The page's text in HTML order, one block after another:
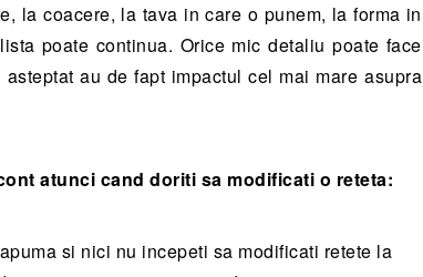
la coacere, la tava in care o punem, la forma in
poate continua. Orice mic detaliu poate face
au de fapt impactul cel mai mare asupra
atunci cand doriti sa modificati o reteta:
si nici nu incepeti sa modificati retete la